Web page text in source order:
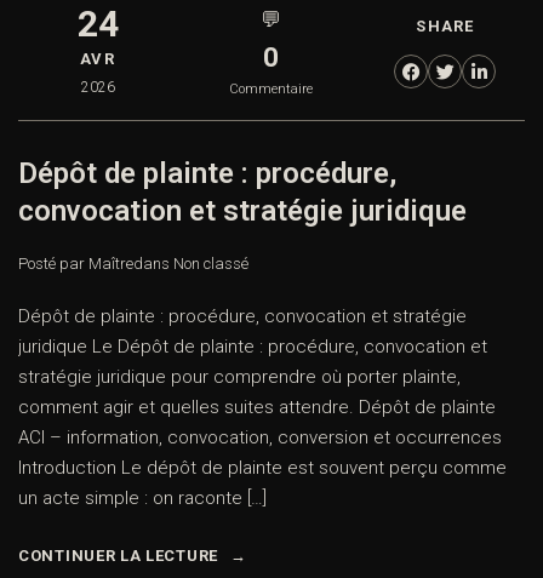
24
AVR
2026
💬
0
Commentaire
SHARE
Dépôt de plainte : procédure,
convocation et stratégie juridique
Posté par Maîtredans Non classé
Dépôt de plainte : procédure, convocation et stratégie
juridique Le Dépôt de plainte : procédure, convocation et
stratégie juridique pour comprendre où porter plainte,
comment agir et quelles suites attendre. Dépôt de plainte
ACI – information, convocation, conversion et occurrences
Introduction Le dépôt de plainte est souvent perçu comme
un acte simple : on raconte […]
CONTINUER LA LECTURE